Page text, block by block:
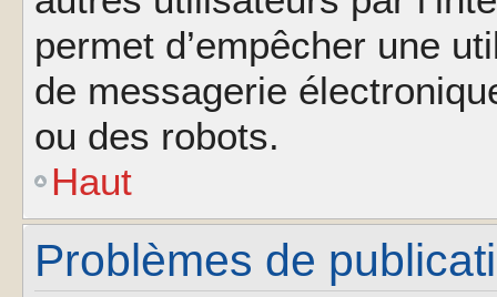
permet d’empêcher une
de messagerie
ou des robots.
Haut
Problèmes de